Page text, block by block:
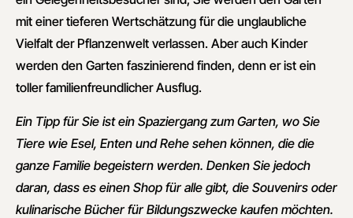
mit einer tieferen Wertschätzung für die unglaubliche
Vielfalt der Pflanzenwelt verlassen. Aber auch Kinder
werden den Garten faszinierend finden, denn er ist ein
toller familienfreundlicher Ausflug.
Ein Tipp für Sie ist ein Spaziergang zum Garten, wo Sie
Tiere wie Esel, Enten und Rehe sehen können, die die
ganze Familie begeistern werden. Denken Sie jedoch
daran, dass es einen Shop für alle gibt, die Souvenirs oder
kulinarische Bücher für Bildungszwecke kaufen möchten.